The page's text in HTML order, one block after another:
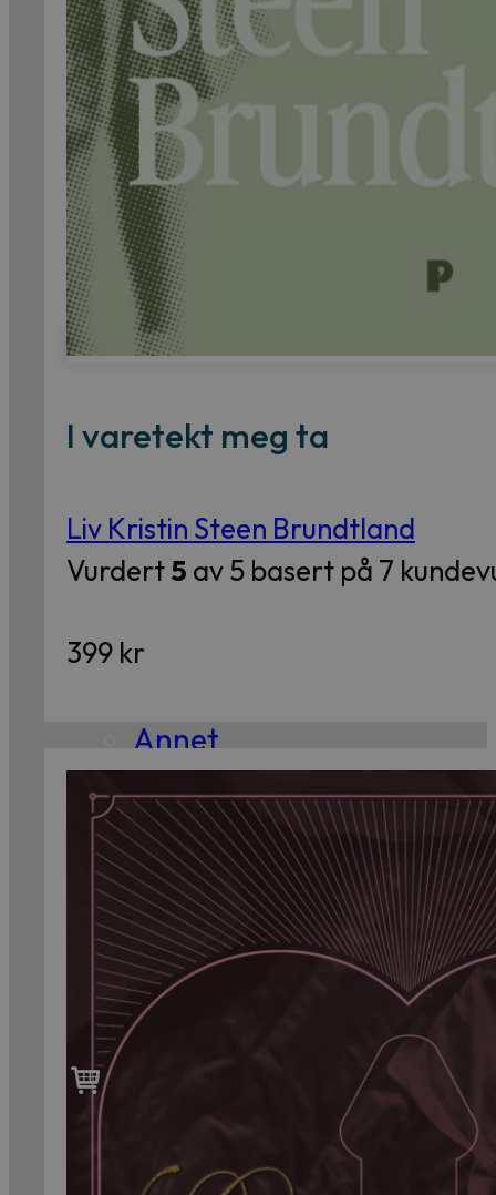
Våre
bøker
Sakprosa
Biografisk
Debatt
Kritikk
Samfunn
Krim
Annet
Outlet
— kvalitetslitteratur
til
99,-
Forfattere
Våre
utvalgte
I varetekt meg ta
Liv Kristin Steen Brundtland
Vurdert5 av 5 basert på 7
399 kr